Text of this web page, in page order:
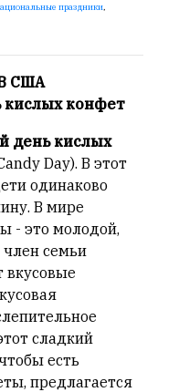
праздники,
США
конфет
день кислых
Day). В этот
одинаково
В мире
- это молодой,
семьи
вкусовые
сладкий
есть
предлагается